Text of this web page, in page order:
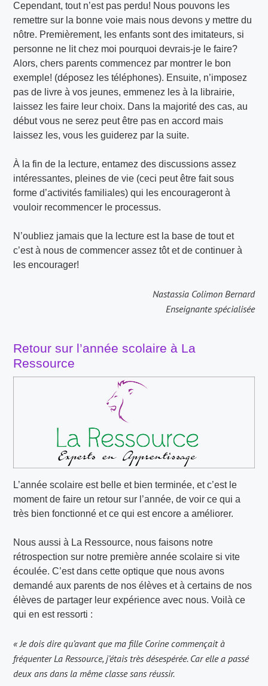
Cependant, tout n’est pas perdu! Nous pouvons les
remettre sur la bonne voie mais nous devons y mettre du
nôtre. Premièrement, les enfants sont des imitateurs, si
personne ne lit chez moi pourquoi devrais-je le faire?
Alors, chers parents commencez par montrer le bon
exemple! (déposez les téléphones). Ensuite, n’imposez
pas de livre à vos jeunes, emmenez les à la librairie,
laissez les faire leur choix. Dans la majorité des cas, au
début vous ne serez peut être pas en accord mais
laissez les, vous les guiderez par la suite.
À la fin de la lecture, entamez des discussions assez
intéressantes, pleines de vie (ceci peut être fait sous
forme d’activités familiales) qui les encourageront à
vouloir recommencer le processus.
N’oubliez jamais que la lecture est la base de tout et
c’est à nous de commencer assez tôt et de continuer à
les encourager!
Nastassia Colimon Bernard
Enseignante spécialisée
Retour sur l’année scolaire à La
Ressource
L’année scolaire est belle et bien terminée, et c’est le
moment de faire un retour sur l’année, de voir ce qui a
très bien fonctionné et ce qui est encore a améliorer.
Nous aussi à La Ressource, nous faisons notre
rétrospection sur notre première année scolaire si vite
écoulée. C’est dans cette optique que nous avons
demandé aux parents de nos élèves et à certains de nos
élèves de partager leur expérience avec nous. Voilà ce
qui en est ressorti :
« Je dois dire qu’avant que ma fille Corine commençait à
fréquenter La Ressource, j’étais très désespérée. Car elle a passé
deux ans dans la même classe sans réussir.